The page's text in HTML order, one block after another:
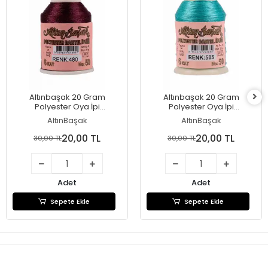
Altınbaşak 20 Gram
Polyester Oya İpi
(Renk:480)
AltınBaşak
30,00 TL20,00 TL
Adet
Sepete Ekle
Altınbaşak 20 Gram
Polyester Oya İpi
(Renk:505)
AltınBaşak
30,00 TL20,00 TL
Adet
Sepete Ekle